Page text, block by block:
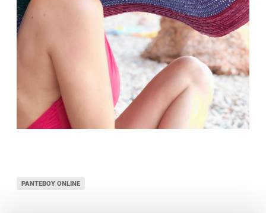
ΡΑΝΤΕΒΟΎ ONLINE